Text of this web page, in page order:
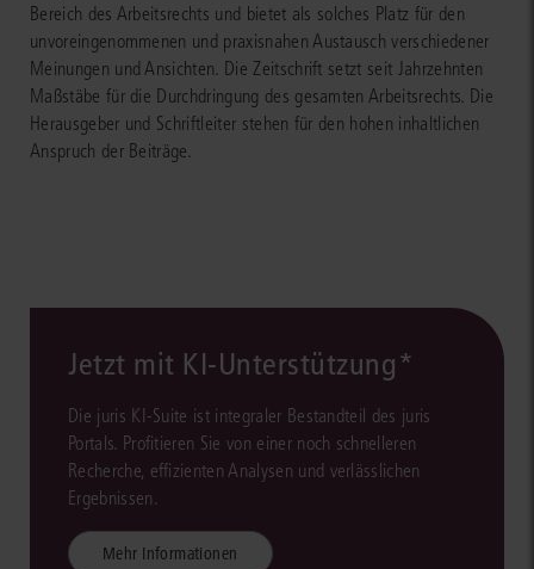
Bereich des Arbeitsrechts und bietet als solches Platz für den
unvoreingenommenen und praxisnahen Austausch verschiedener
Meinungen und Ansichten. Die Zeitschrift setzt seit Jahrzehnten
Maßstäbe für die Durchdringung des gesamten Arbeitsrechts. Die
Herausgeber und Schriftleiter stehen für den hohen inhaltlichen
Anspruch der Beiträge.
Jetzt mit KI-Unterstützung*
Die juris KI-Suite ist integraler Bestandteil des juris
Portals. Profitieren Sie von einer noch schnelleren
Recherche, effizienten Analysen und verlässlichen
Ergebnissen.
Mehr Informationen